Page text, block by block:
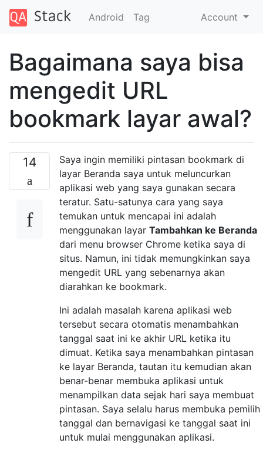
Android Tag Account
Bagaimana saya bisa
mengedit URL
bookmark layar awal?
14
Saya ingin memiliki pintasan bookmark di
layar Beranda saya untuk meluncurkan
aplikasi web yang saya gunakan secara
teratur. Satu-satunya cara yang saya
temukan untuk mencapai ini adalah
menggunakan layar Tambahkan ke Beranda
dari menu browser Chrome ketika saya di
situs. Namun, ini tidak memungkinkan saya
mengedit URL yang sebenarnya akan
diarahkan ke bookmark.
Ini adalah masalah karena aplikasi web
tersebut secara otomatis menambahkan
tanggal saat ini ke akhir URL ketika itu
dimuat. Ketika saya menambahkan pintasan
ke layar Beranda, tautan itu kemudian akan
benar-benar membuka aplikasi untuk
menampilkan data sejak hari saya membuat
pintasan. Saya selalu harus membuka pemilih
tanggal dan bernavigasi ke tanggal saat ini
untuk mulai menggunakan aplikasi.